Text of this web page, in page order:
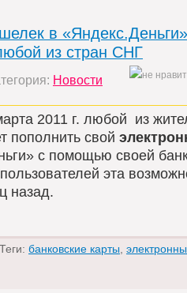
в
из стран СНГ
Новости
2011 г. любой из
пополнить свой
с помощью своей
эта
назад.
Теги: банковские карты